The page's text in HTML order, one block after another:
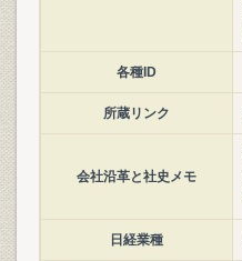
各種ID
所蔵リンク
会社沿革と社史メモ
日経業種